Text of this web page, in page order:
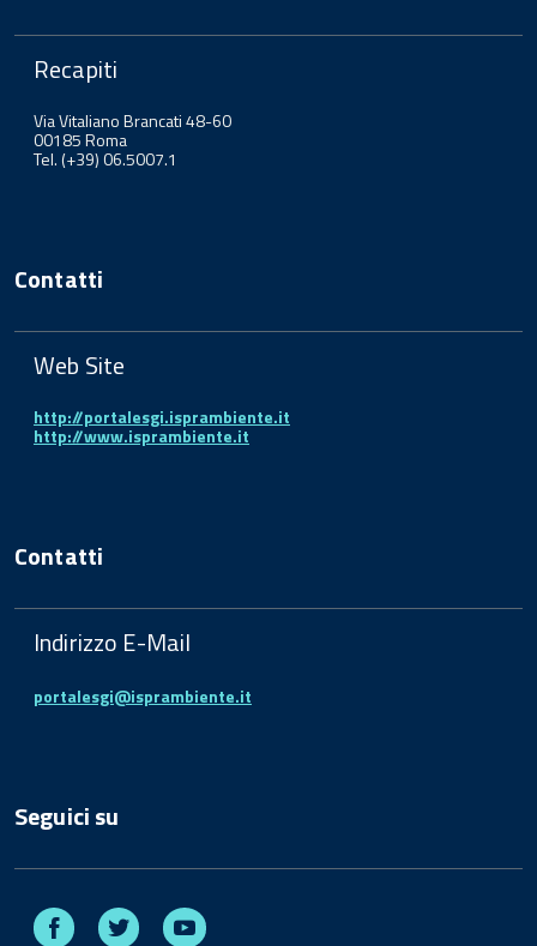
Recapiti
Via Vitaliano Brancati 48-60
00185 Roma
Tel. (+39) 06.5007.1
Contatti
Web Site
http://portalesgi.isprambiente.it
http://www.isprambiente.it
Contatti
Indirizzo E-Mail
portalesgi@isprambiente.it
Seguici su
Facebook Twitter